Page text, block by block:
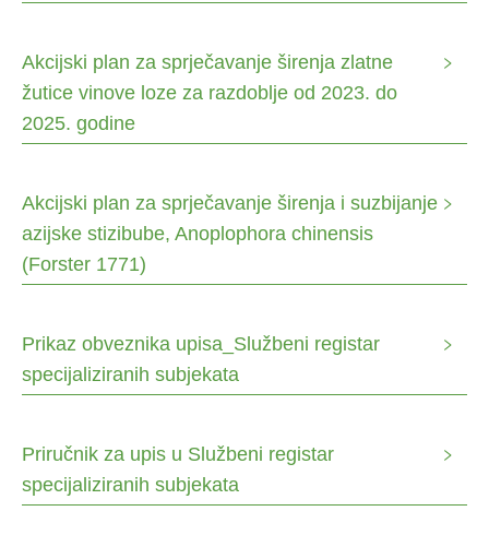
Akcijski plan za sprječavanje širenja zlatne
žutice vinove loze za razdoblje od 2023. do
2025. godine
Akcijski plan za sprječavanje širenja i suzbijanje
azijske stizibube, Anoplophora chinensis
(Forster 1771)
Prikaz obveznika upisa_Službeni registar
specijaliziranih subjekata
Priručnik za upis u Službeni registar
specijaliziranih subjekata